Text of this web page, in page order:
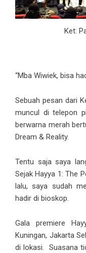
Ket:
“Mba Wiwiek, bisa
Sebuah pesan dari
muncul di telepon
berwarna merah
Dream & Reality.
Tentu saja saya
Sejak Hayya 1: The
lalu, saya sudah
hadir di bioskop.
Gala premiere
Kuningan, Jakarta
di lokasi. Suasana